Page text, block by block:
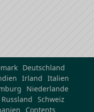
Deutschland
Irland Italien
Niederlande
Russland Schweiz
Contents